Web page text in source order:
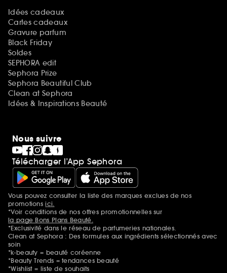
Idées cadeaux
Cartes cadeaux
Gravure parfum
Black Friday
Soldes
SEPHORA edit
Sephora Prize
Sephora Beautiful Club
Clean at Sephora
Idées & Inspirations Beauté
Nous suivre
Télécharger l’App Sephora
Mentions additionnelles
Vous pouvez consulter la liste des marques exclues de nos
promotionsici.
*Voir conditions de nos offres promotionnelles sur
la page Bons Plans Beauté.
*Exclusivité dans le réseau de parfumeries nationales.
Clean at Sephora : Des formules aux ingrédients sélectionnés avec
soin
*k-beauty = beauté coréenne
*Beauty Trends = tendances beauté
*Wishlist = liste de souhaits